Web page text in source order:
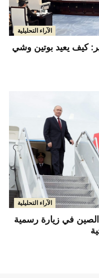
الآراء التحليلية
كيف يعيد بوتين وشي
الآراء التحليلية
الصين في زيارة رسمية